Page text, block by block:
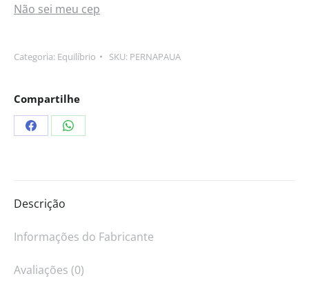
Não sei meu cep
Categoria: Equilíbrio SKU: PERNAPAUA
Compartilhe
Descrição
Informações do Fabricante
Avaliações (0)